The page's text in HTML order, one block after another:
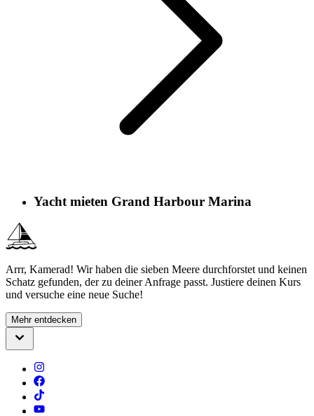
Yacht mieten Grand Harbour Marina
Arrr, Kamerad! Wir haben die sieben Meere durchforstet und keinen
Schatz gefunden, der zu deiner Anfrage passt. Justiere deinen Kurs
und versuche eine neue Suche!
Mehr entdecken